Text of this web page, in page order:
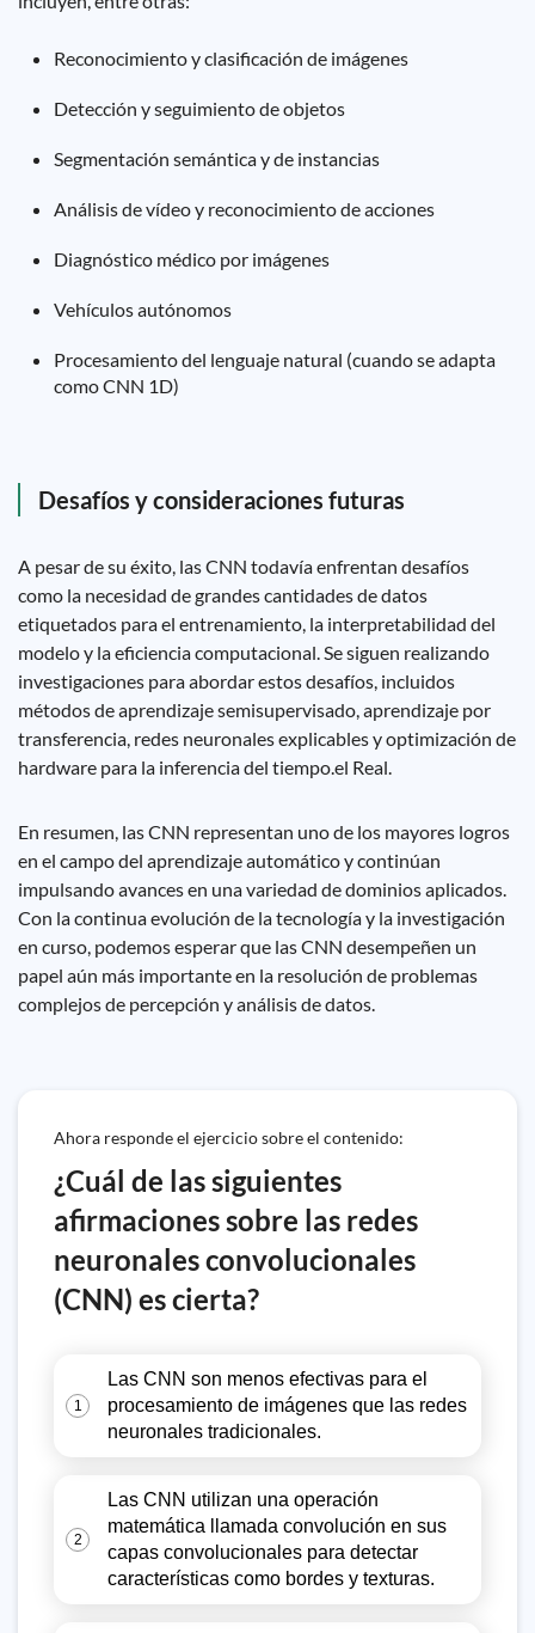
Reconocimiento y clasificación de imágenes
Detección y seguimiento de objetos
Segmentación semántica y de instancias
Análisis de vídeo y reconocimiento de acciones
Diagnóstico médico por imágenes
Vehículos autónomos
Procesamiento del lenguaje natural (cuando se adapta
como CNN 1D)
Desafíos y consideraciones futuras
A pesar de su éxito, las CNN todavía enfrentan desafíos
como la necesidad de grandes cantidades de datos
etiquetados para el entrenamiento, la interpretabilidad del
modelo y la eficiencia computacional. Se siguen realizando
investigaciones para abordar estos desafíos, incluidos
métodos de aprendizaje semisupervisado, aprendizaje por
transferencia, redes neuronales explicables y optimización de
hardware para la inferencia del tiempo.el Real.
En resumen, las CNN representan uno de los mayores logros
en el campo del aprendizaje automático y continúan
impulsando avances en una variedad de dominios aplicados.
Con la continua evolución de la tecnología y la investigación
en curso, podemos esperar que las CNN desempeñen un
papel aún más importante en la resolución de problemas
complejos de percepción y análisis de datos.
Ahora responde el ejercicio sobre el contenido:
¿Cuál de las siguientes
afirmaciones sobre las redes
neuronales convolucionales
(CNN) es cierta?
1
Las CNN son menos efectivas para el
procesamiento de imágenes que las redes
neuronales tradicionales.
2
Las CNN utilizan una operación
matemática llamada convolución en sus
capas convolucionales para detectar
características como bordes y texturas.